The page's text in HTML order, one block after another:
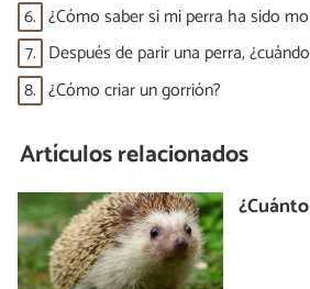
6. ¿Cómo saber si mi perra ha sido
7. Después de parir una perra,
8. ¿Cómo criar un gorrión?
Artículos relacionados